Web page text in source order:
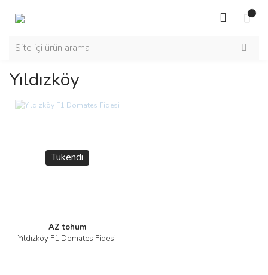
Yıldızköy
Tükendi
AZ tohum
Yıldızköy F1 Domates Fidesi